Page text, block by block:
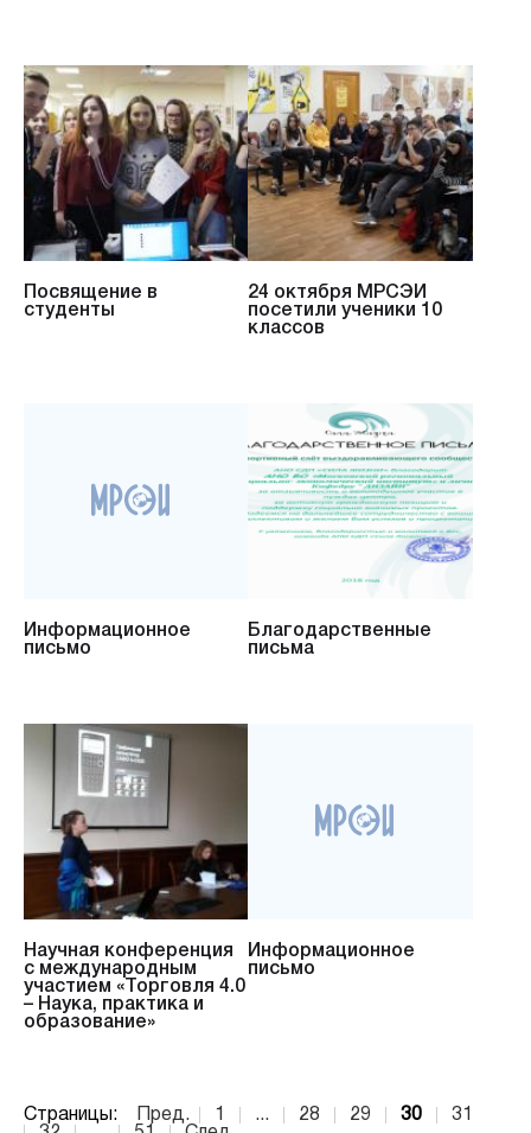
Посвящение в
студенты
24 октября МРСЭИ
посетили ученики 10
классов
Информационное
письмо
Благодарственные
письма
Научная конференция
с международным
участием «Торговля 4.0
– Наука, практика и
образование»
Информационное
письмо
Страницы: Пред. 1 ... 28 29 30
31